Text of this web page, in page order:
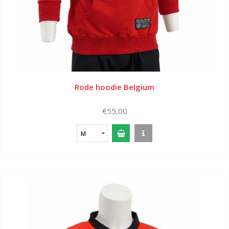
Rode hoodie Belgium
€55,00
M